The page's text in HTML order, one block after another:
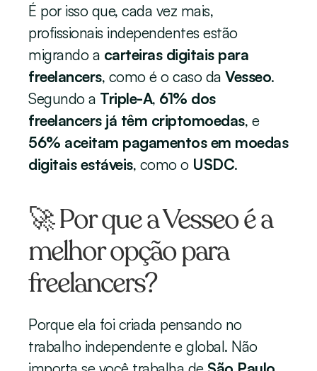
É por isso que, cada vez mais,
profissionais independentes estão
migrando a carteiras digitais para
freelancers, como é o caso da Vesseo.
Segundo a Triple-A, 61% dos
freelancers já têm criptomoedas
, e
56% aceitam pagamentos em moedas
digitais estáveis, como o USDC.
🚀 Por que a Vesseo é a
melhor opção para
freelancers?
Porque ela foi criada pensando no
trabalho independente e global. Não